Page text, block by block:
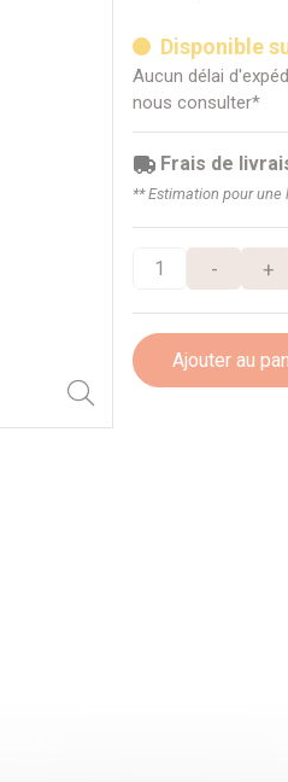
Disponible
Aucun délai
nous consulter*
Frais de
** Estimation pour
- +
Ajouter au